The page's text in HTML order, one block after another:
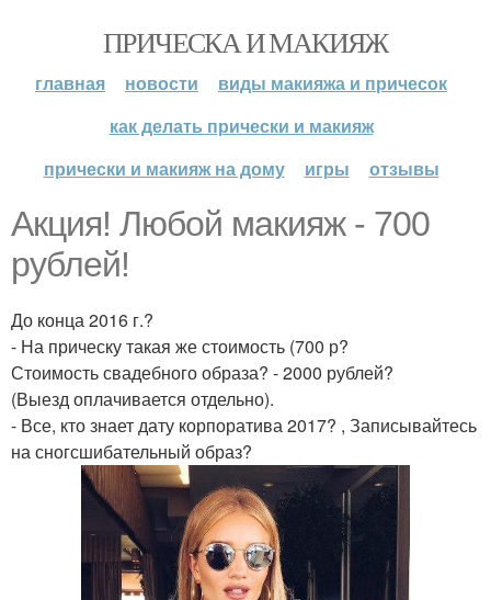
ПРИЧЕСКА И МАКИЯЖ
главная новости
виды макияжа и причесок
как делать прически и макияж
прически и макияж на дому
игры отзывы
Акция! Любой макияж - 700
рублей!
До конца 2016 г.?
- На прическу такая же стоимость (700 р?
Стоимость свадебного образа? - 2000 рублей?
(Выезд оплачивается отдельно).
- Все, кто знает дату корпоратива 2017? , Записывайтесь
на сногсшибательный образ?